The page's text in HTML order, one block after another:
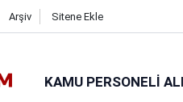
Arşiv Sitene Ekle
KAMU PERSONELI